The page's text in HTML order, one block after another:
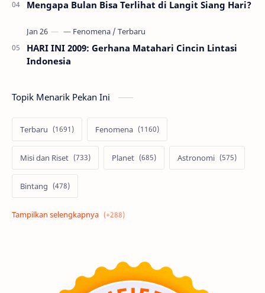
Mengapa Bulan Bisa Terlihat di Langit Siang Hari?
HARI INI 2009: Gerhana Matahari Cincin Lintasi
Indonesia
Topik Menarik Pekan Ini
Terbaru Fenomena
Misi dan Riset Planet Astronomi
Bintang
Alam semesta Galaksi
Tata Surya Hype